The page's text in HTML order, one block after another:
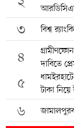
৩ বিশ্ব
৪
দাবিতে
৫
টাকা
৬